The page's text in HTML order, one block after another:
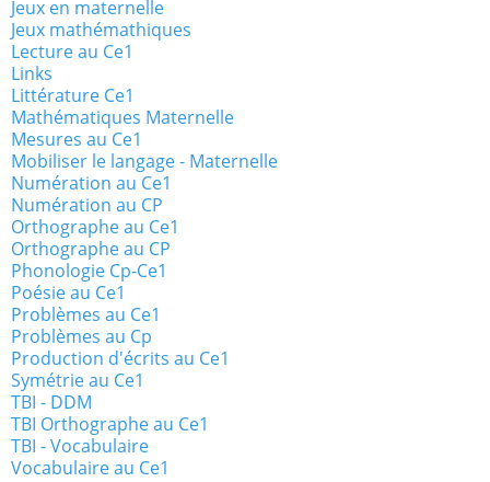
Jeux en maternelle
Jeux mathémathiques
Lecture au Ce1
Links
Littérature Ce1
Mathématiques Maternelle
Mesures au Ce1
Mobiliser le langage - Maternelle
Numération au Ce1
Numération au CP
Orthographe au Ce1
Orthographe au CP
Phonologie Cp-Ce1
Poésie au Ce1
Problèmes au Ce1
Problèmes au Cp
Production d'écrits au Ce1
Symétrie au Ce1
TBI - DDM
TBI Orthographe au Ce1
TBI - Vocabulaire
Vocabulaire au Ce1